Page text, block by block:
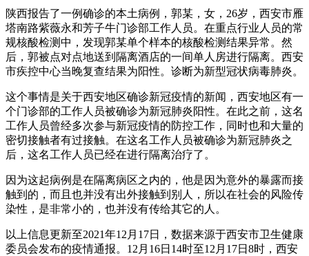
陕西报告了一例确诊的本土病例，郭某，女，26岁，西安市雁
塔南路紫薇永和芳子牛门诊部工作人员。在重点行业人员的常
规核酸检测中，发现郭某单个样本的核酸检测结果异常。然
后，郭被点对点地送到隔离酒店的一间单人房进行隔离。西安
市疾控中心当晚复查结果为阳性。诊断为新型冠状病毒肺炎。
这个事情是关于西安地区确诊新冠疫情的新闻，西安地区有一
个门诊部的工作人员被确诊为新冠肺炎阳性。在此之前，这名
工作人员曾经多次参与新冠疫情的防控工作，同时也和大量的
密切接触者有过接触。在这名工作人员被确诊为新冠肺炎之
后，这名工作人员已经在进行隔离治疗了。
因为这起病例是在隔离病区之内的，他是因为意外的暴露而接
触到的，而且也并没有出外接触到别人，所以在社会的风险传
染性，是非常小的，也并没有传给其它的人。
以上信息更新至2021年12月17日，数据来源于西安市卫生健康
委员会发布的疫情通报。12月16日14时至12月17日8时，西安